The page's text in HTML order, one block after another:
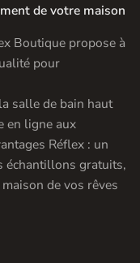
de votre maison
Boutique propose à
pour
salle de bain haut
en ligne aux
Réflex : un
échantillons gratuits,
de vos rêves